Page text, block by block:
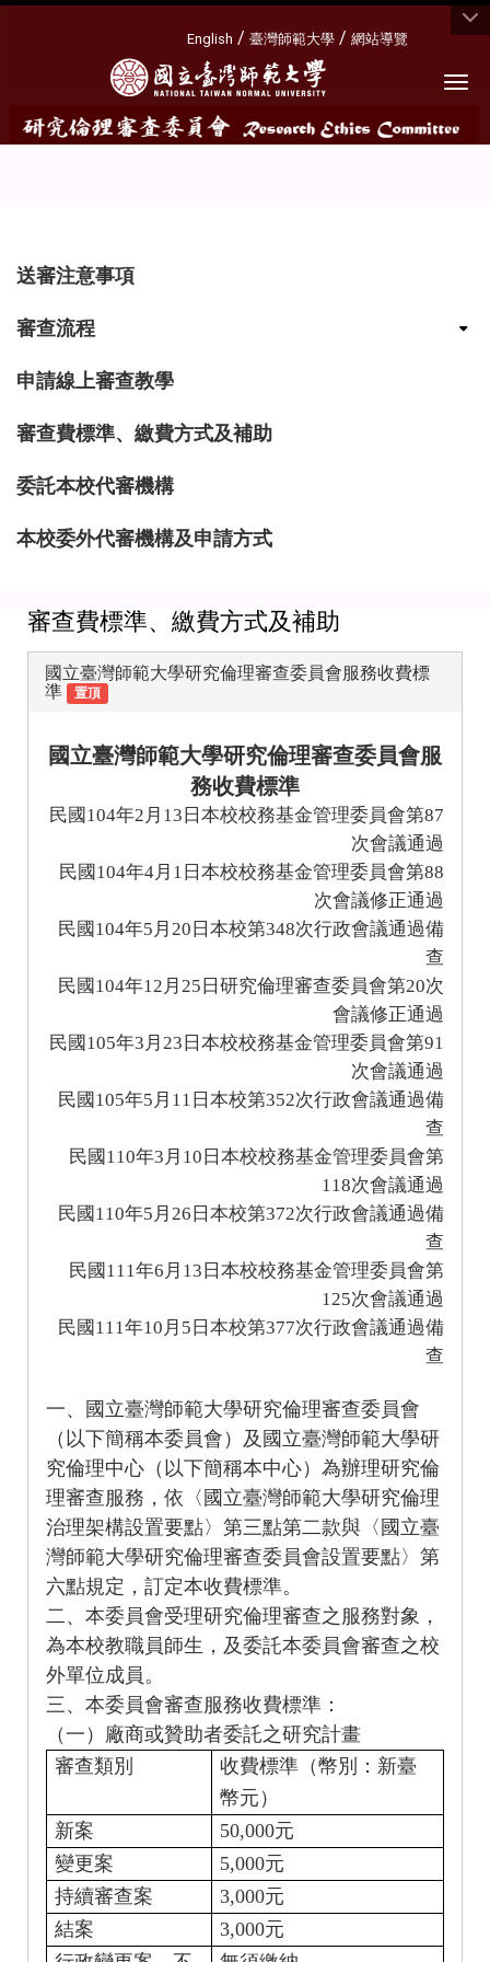
English / 臺灣師範大學 / 網站導覽
送審注意事項
審查流程
申請線上審查教學
審查費標準、繳費方式及補助
委託本校代審機構
本校委外代審機構及申請方式
審查費標準、繳費方式及補助
國立臺灣師範大學研究倫理審查委員會服務收費標
準
置頂
國立臺灣師範大學研究倫理審查委員會服
務收費標準
民國 104年2 月 13 日本校校務基金管理委員會第87
次會議通過
民國 104年4月 1 日本校校務基金管理委員會第88
次會議修正通過
民國 104年5 月 20 日本校第348次行政會議通過備
查
民國 104年12 月 25 日研究倫理審查委員會第20次
會議修正通過
民國 105年3 月 23 日本校校務基金管理委員會第91
次會議通過
民國 105年5 月 11 日本校第352次行政會議通過備
查
民國 110年3 月 10 日本校校務基金管理委員會第
118次會議通過
民國 110年5 月 26 日本校第372次行政會議通過備
查
民國 111年6 月 13 日本校校務基金管理委員會第
125次會議通過
民國 111年10 月 5 日本校第377次行政會議通過備
查
一、國立臺灣師範大學研究倫理審查委員會
（以下簡稱本委員會）及國立臺灣師範大學研
究倫理中心（以下簡稱本中心）為辦理研究倫
理審查服務，依〈國立臺灣師範大學研究倫理
治理架構設置要點〉第三點第二款與〈國立臺
灣師範大學研究倫理審查委員會設置要點〉第
六點規定，訂定本收費標準。
二、本委員會受理研究倫理審查之服務對象，
為本校教職員師生，及委託本委員會審查之校
外單位成員。
三、本委員會審查服務收費標準：
（一）廠商或贊助者委託之研究計畫
審查類別
收費標準（幣別：新臺
幣元）
新案
50,000元
變更案
5,000元
持續審查案
3,000元
結案
3,000元